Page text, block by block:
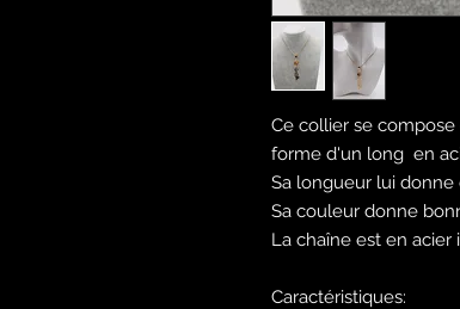
Ce collier se
forme d'un long en
Sa longueur lui
Sa couleur donne
La chaîne est en acier
Caractéristiques: